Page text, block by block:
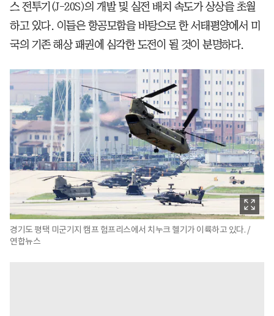
스 전투기(J-20S)의 개발 및 실전 배치 속도가 상상을 초월
하고 있다. 이들은 항공모함을 바탕으로 한 서태평양에서 미
국의 기존 해상 패권에 심각한 도전이 될 것이 분명하다.
경기도 평택 미군기지 캠프 험프리스에서 치누크 헬기가 이륙하고 있다. /
연합뉴스